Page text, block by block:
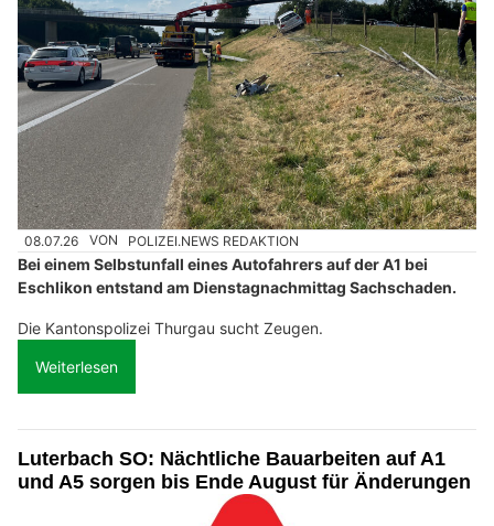
08.07.26 VON POLIZEI.NEWS REDAKTION
Bei einem Selbstunfall eines Autofahrers auf der A1 bei
Eschlikon entstand am Dienstagnachmittag Sachschaden.
Die Kantonspolizei Thurgau sucht Zeugen.
Weiterlesen
Luterbach SO: Nächtliche Bauarbeiten auf A1
und A5 sorgen bis Ende August für Änderungen